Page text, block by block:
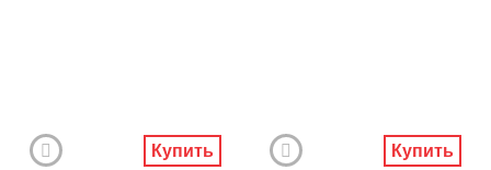
Купить Купить